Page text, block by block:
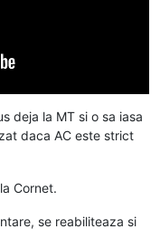
deja la MT si o sa iasa
daca AC este strict
Cornet.
se reabiliteaza si